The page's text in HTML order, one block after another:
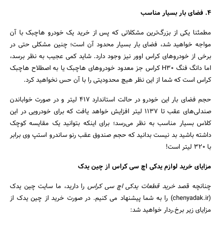
4. فضای بار بسیار مناسب
مطمئنا یکی از بزرگ‌ترین مشکلاتی که پس از خرید یک خودرو هاچبک با آن
مواجه خواهید شد، فضای بار بسیار محدود آن است؛ چنین مشکلی حتی در
برخی از خودروهای کراس اوور نیز وجود دارد. شاید کمی عجیب به نظر برسد،
اما دانگ فنگ H30 کراس جز معدود خودروهای هاچبک یا به اصطلاح هاچبک
کراس است که شما از این نظر هیچ محدودیتی را با آن حس نخواهید کرد.
حجم فضای بار این خودرو در حالت استاندارد 417 لیتر و در صورت خواباندن
صندلی‌های عقب تا 1137 لیتر افزایش خواهد یافت که برای خودرویی در این
کلاس بسیار مناسب به نظر می‌رسد؛ برای اینکه بتوانید یک مقایسه کوچک
داشته باشید بد نیست بدانید که حجم صندوق عقب رنو ساندرو استپ وی برابر
با 320 لیتر است!
مزایای خرید لوازم یدکی اچ سی کراس از چین یدک
چنانچه قصدخرید قطعات یدکی اچ سی کراسرا دارید، ما سایت چین یدک
(chenyadak.ir) را به شما پیشنهاد می کنیم. در صورت خرید از چین یدک از
مزایای زیر برخ.ردار خواهید شد: